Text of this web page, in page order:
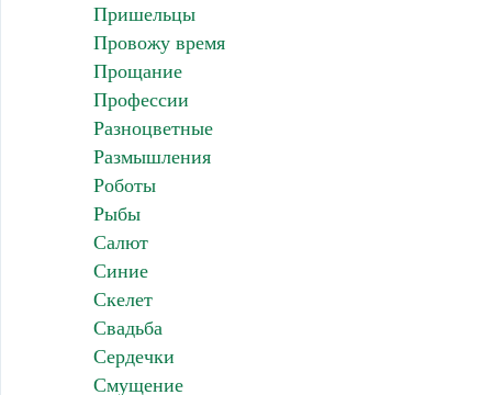
Пришельцы
Провожу время
Прощание
Профессии
Разноцветные
Размышления
Роботы
Рыбы
Салют
Синие
Скелет
Свадьба
Сердечки
Смущение